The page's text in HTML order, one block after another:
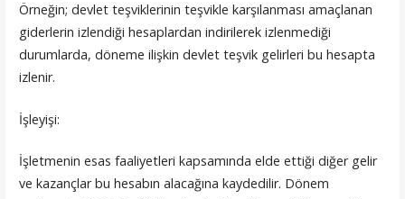
Örneğin; devlet teşviklerinin teşvikle karşılanması amaçlanan
giderlerin izlendiği hesaplardan indirilerek izlenmediği
durumlarda, döneme ilişkin devlet teşvik gelirleri bu hesapta
izlenir.
İşleyişi:
İşletmenin esas faaliyetleri kapsamında elde ettiği diğer gelir
ve kazançlar bu hesabın alacağına kaydedilir. Dönem